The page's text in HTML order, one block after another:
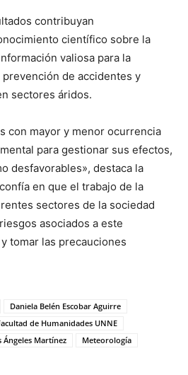
contribuyan
científico sobre la
valiosa para la
de accidentes y
sectores áridos.
con mayor y menor ocurrencia
para gestionar sus efectos,
desfavorables», destaca la
en que el trabajo de la
sectores de la sociedad
asociados a este
tomar las precauciones
Daniela Belén Escobar Aguirre
de Humanidades UNNE
Ángeles Martínez
Meteorología